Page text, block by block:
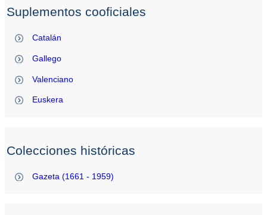
Suplementos cooficiales
Catalán
Gallego
Valenciano
Euskera
Colecciones históricas
Gazeta (1661 - 1959)